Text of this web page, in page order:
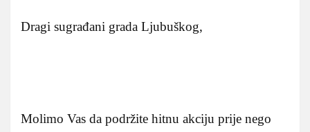
Dragi sugrađani grada Ljubuškog,
Molimo Vas da podržite hitnu akciju prije nego